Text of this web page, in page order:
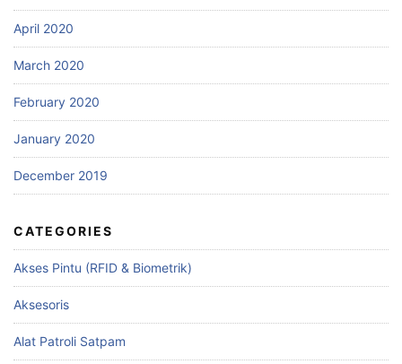
April 2020
March 2020
February 2020
January 2020
December 2019
CATEGORIES
Akses Pintu (RFID & Biometrik)
Aksesoris
Alat Patroli Satpam